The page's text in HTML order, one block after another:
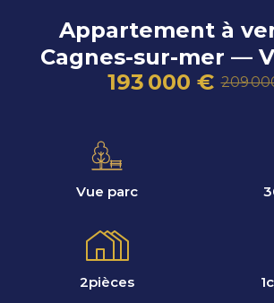
Appartement à
Cagnes-sur-mer —
193 000 € 209
Vue parc
2pièces 1